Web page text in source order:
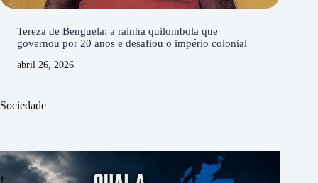
Tereza de Benguela: a rainha quilombola que
governou por 20 anos e desafiou o império colonial
abril 26, 2026
Sociedade